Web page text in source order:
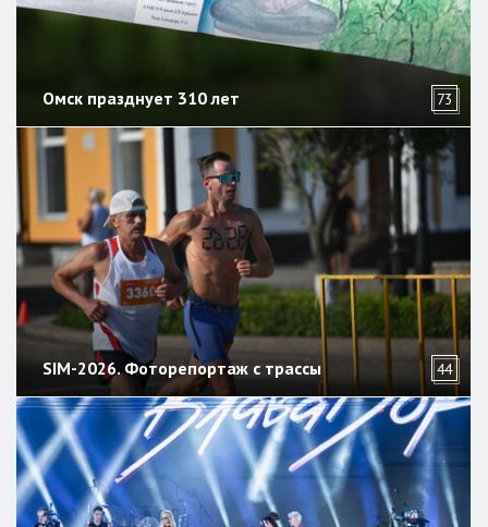
Омск празднует 310 лет 73
SIM-2026. Фоторепортаж с трассы 44